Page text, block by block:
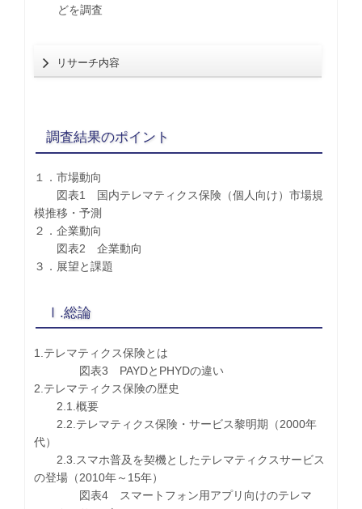
どを調査
リサーチ内容
調査結果のポイント
１．市場動向
図表1 国内テレマティクス保険（個人向け）市場規
模推移・予測
２．企業動向
図表2 企業動向
３．展望と課題
Ⅰ.総論
1.テレマティクス保険とは
図表3 PAYDとPHYDの違い
2.テレマティクス保険の歴史
2.1.概要
2.2.テレマティクス保険・サービス黎明期（2000年
代）
2.3.スマホ普及を契機としたテレマティクスサービス
の登場（2010年～15年）
図表4 スマートフォン用アプリ向けのテレマ